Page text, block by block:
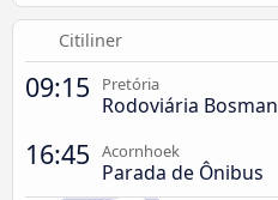
Citiliner
09:15 Pretória
Rodoviária Bosman
16:45 Acornhoek
Parada de Ônibus